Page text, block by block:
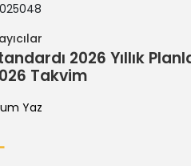
2026 Yıllık
Takvim
Yaz